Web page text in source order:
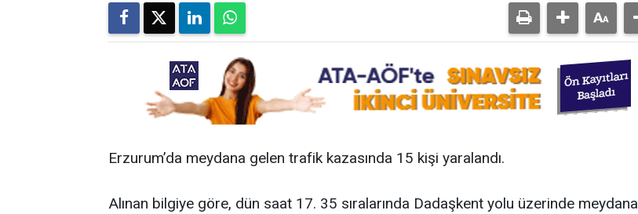
Erzurum’da meydana gelen trafik kazasında 15 kişi yaralandı.
Alınan bilgiye göre, dün saat 17. 35 sıralarında Dadaşkent yolu üzerinde meydana